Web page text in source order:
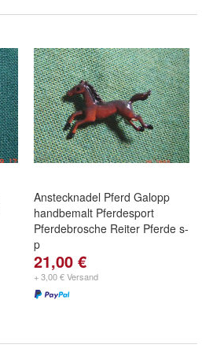
Anstecknadel Pferd Galopp
handbemalt Pferdesport
Pferdebrosche Reiter Pferde s-
p
21,00 €
+ 3,00 € Versand